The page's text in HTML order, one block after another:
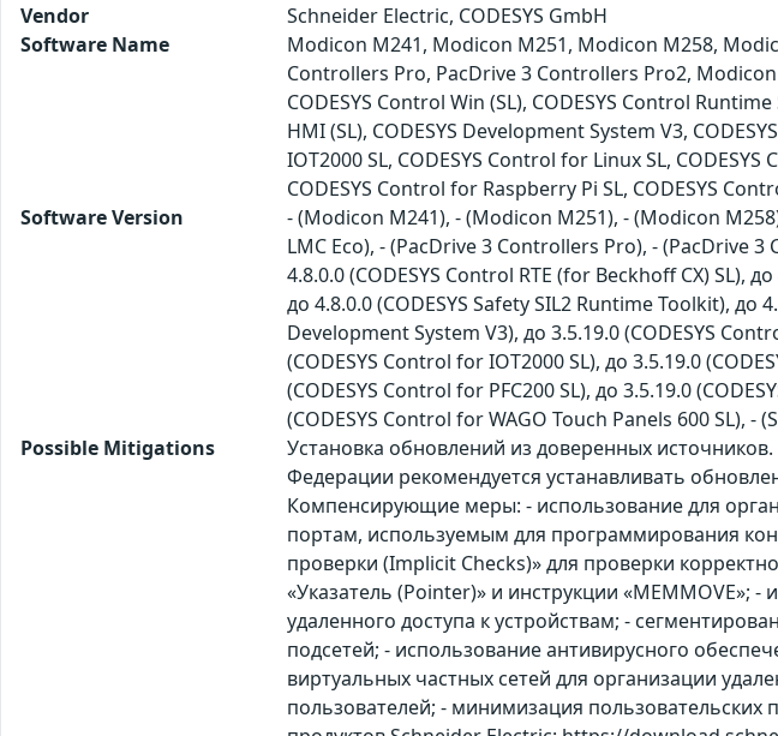
Vendor
Schneider Electric, CODESYS GmbH
Software Name
Modicon M241, Modicon M251, Modicon M258,
Controllers Pro, PacDrive 3 Controllers Pro2, Modicon
CODESYS Control Win (SL), CODESYS Control
HMI (SL), CODESYS Development System V3,
IOT2000 SL, CODESYS Control for Linux SL,
CODESYS Control for Raspberry Pi SL, CODESYS
Software Version
- (Modicon M241), - (Modicon M251), - (Modicon
LMC Eco), - (PacDrive 3 Controllers Pro), - (PacDrive 3
4.8.0.0 (CODESYS Control RTE (for Beckhoff CX) SL),
до 4.8.0.0 (CODESYS Safety SIL2 Runtime Toolkit), до
Development System V3), до 3.5.19.0 (CODESYS
(CODESYS Control for IOT2000 SL), до 3.5.19.0
(CODESYS Control for PFC200 SL), до 3.5.19.0
(CODESYS Control for WAGO Touch Panels 600 SL),
Possible Mitigations
Установка обновлений из доверенных
Федерации рекомендуется устанавливать
Компенсирующие меры: - использование для
портам, используемым для программирования
проверки (Implicit Checks)» для проверки
«Указатель (Pointer)» и инструкции «MEMMOVE»;
удаленного доступа к устройствам; -
подсетей; - использование антивирусного
виртуальных частных сетей для организации
пользователей; - минимизация